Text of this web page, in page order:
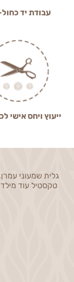
עבודת יד
ייעוץ ויחס אישי
גלית שמעוני
טקסטיל עוד